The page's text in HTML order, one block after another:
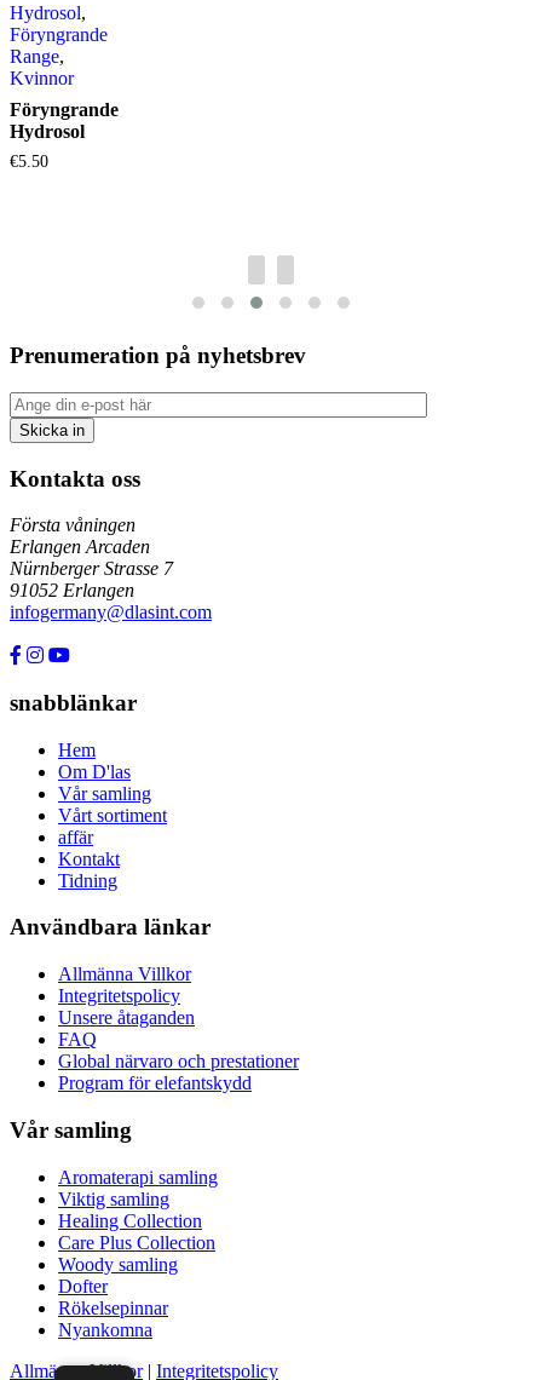
Hydrosol,
Föryngrande
Range,
Kvinnor
Föryngrande
Hydrosol
€5.50
Prenumeration på nyhetsbrev
Kontakta oss
Första våningen
Erlangen Arcaden
Nürnberger Strasse 7
91052 Erlangen
infogermany@dlasint.com
snabblänkar
Hem
Om D'las
Vår samling
Vårt sortiment
affär
Kontakt
Tidning
Användbara länkar
Allmänna Villkor
Integritetspolicy
Unsere åtaganden
FAQ
Global närvaro och prestationer
Program för elefantskydd
Vår samling
Aromaterapi samling
Viktig samling
Healing Collection
Care Plus Collection
Woody samling
Dofter
Rökelsepinnar
Nyankomna
Allmänna Villkor| Integritetspolicy